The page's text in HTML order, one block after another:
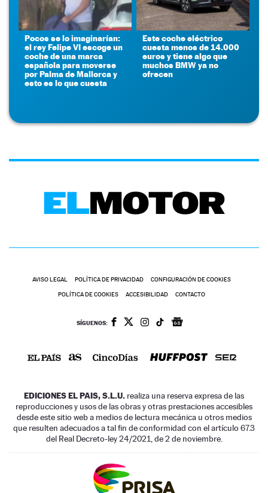
Pocos se lo imaginarían:
el rey Felipe VI escoge un
coche de una marca
española para moverse
por Palma de Mallorca y
esto es lo que cuesta
Este coche eléctrico
cuesta menos de 14.000
euros y tiene algo que
muchos BMW ya no
ofrecen
AVISO LEGAL POLÍTICA DE PRIVACIDAD CONFIGURACIÓN DE COOKIES
POLÍTICA DE COOKIES ACCESIBILIDAD CONTACTO
SÍGUENOS:
EDICIONES EL PAIS, S.L.U. realiza una reserva expresa de las
reproducciones y usos de las obras y otras prestaciones accesibles
desde este sitio web a medios de lectura mecánica u otros medios
que resulten adecuados a tal fin de conformidad con el artículo 67.3
del Real Decreto-ley 24/2021, de 2 de noviembre.